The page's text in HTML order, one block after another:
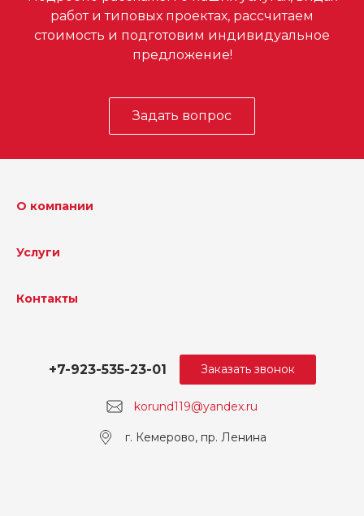
работ и типовых проектах, рассчитаем
стоимость и подготовим индивидуальное
предложение!
Задать вопрос
О компании
Услуги
Контакты
korund119@yandex.ru
+7-923-535-23-01
г. Кемерово, пр. Ленина
Заказать звонок